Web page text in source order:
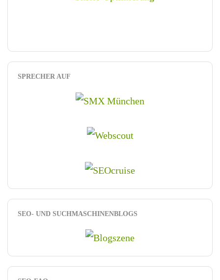
SPRECHER AUF
SEO- UND SUCHMASCHINENBLOGS